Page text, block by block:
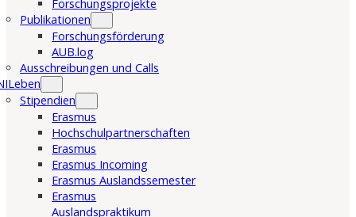
Forschungsprojekte
Publikationen
Forschungsförderung
AUB.log
Ausschreibungen und Calls
Stipendien
Erasmus
Hochschulpartnerschaften
Erasmus
Erasmus Incoming
Erasmus Auslandssemester
Erasmus
Auslandspraktikum